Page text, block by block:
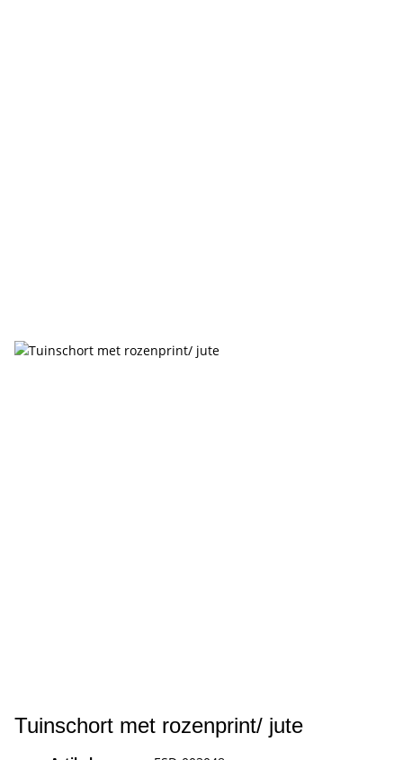
Tuinschort met rozenprint/ jute